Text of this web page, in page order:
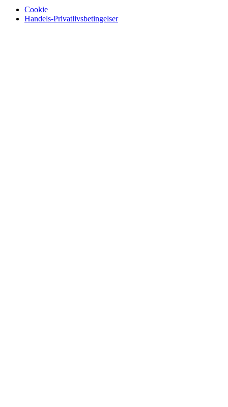
Cookie
Handels-Privatlivsbetingelser